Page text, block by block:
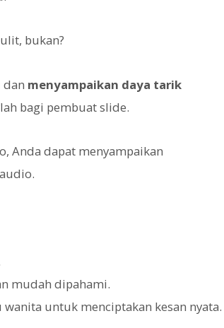
bukan?
dan menyampaikan daya tarik
bagi pembuat slide.
Anda dapat menyampaikan
mudah dipahami.
untuk menciptakan kesan nyata.